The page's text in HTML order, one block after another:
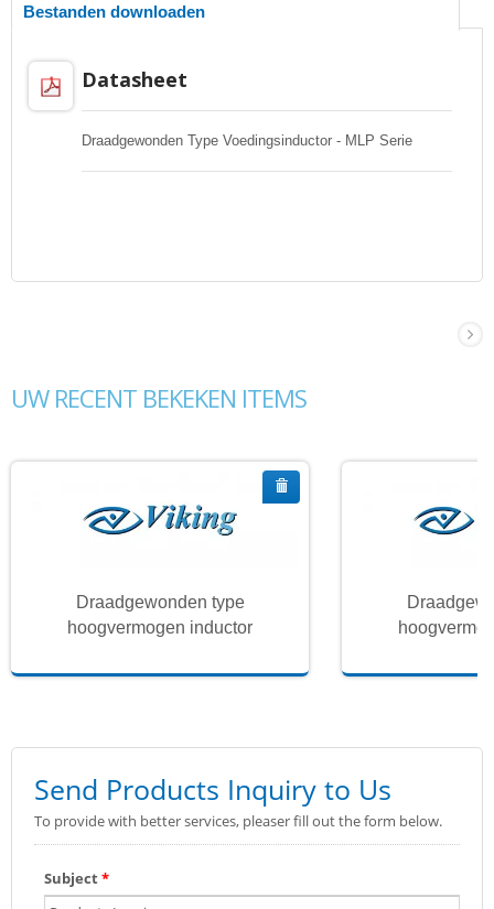
Bestanden downloaden
Datasheet
Draadgewonden Type Voedingsinductor - MLP Serie
UW RECENT BEKEKEN ITEMS
Draadgewonden type
hoogvermogen inductor